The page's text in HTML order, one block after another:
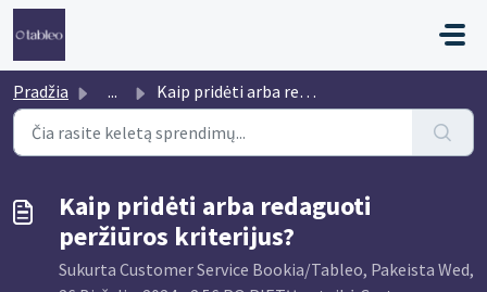
Pereiti prie pagrindinio turinio
Pradžia ... Kaip pridėti arba redaguoti peržiūros kriterijus?
Kaip pridėti arba redaguoti
peržiūros kriterijus?
Sukurta Customer Service Bookia/Tableo, Pakeista Wed,